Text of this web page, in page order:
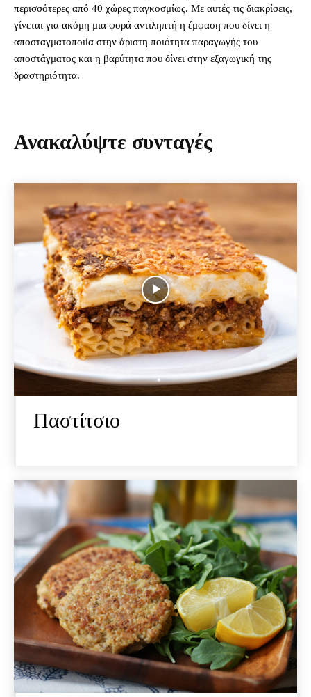
περισσότερες από 40 χώρες παγκοσμίως. Με αυτές τις διακρίσεις,
γίνεται για ακόμη μια φορά αντιληπτή η έμφαση που δίνει η
αποσταγματοποιία στην άριστη ποιότητα παραγωγής του
αποστάγματος και η βαρύτητα που δίνει στην εξαγωγική της
δραστηριότητα.
Ανακαλύψτε συνταγές
Παστίτσιο